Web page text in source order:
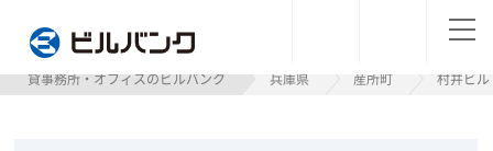
貸事務所・オフィスのビルバンク 兵庫県 産所町 村井ビル